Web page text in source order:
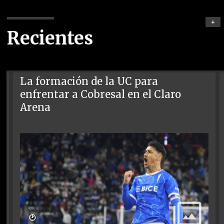
Recientes
+
La formación de la UC para
enfrentar a Cobresal en el Claro
Arena
🕑